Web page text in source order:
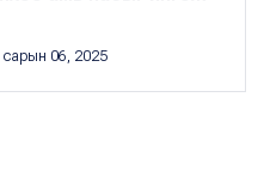
сарын 06, 2025